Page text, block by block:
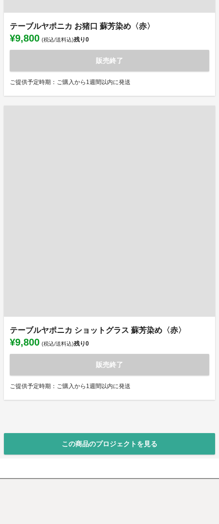
テーブルヤポニカ お猪口 蘇芳染め〈赤〉
¥9,800 (税込/送料込)残り0
販売終了
ご提供予定時期：ご購入から1週間以内に発送
テーブルヤポニカ ショットグラス 蘇芳染め〈赤〉
¥9,800 (税込/送料込)残り0
販売終了
ご提供予定時期：ご購入から1週間以内に発送
この商品のプロジェクトを見る